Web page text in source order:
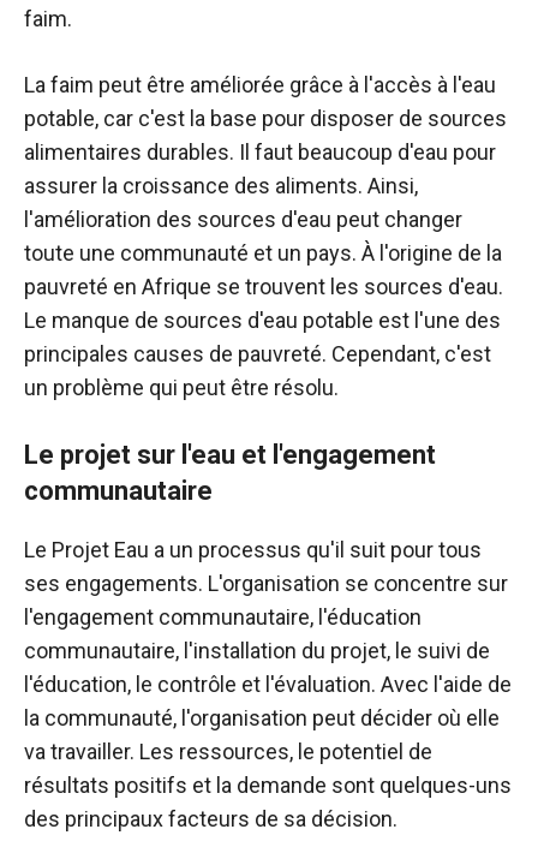
faim.
La faim peut être améliorée grâce à l'accès à l'eau
potable, car c'est la base pour disposer de sources
alimentaires durables. Il faut beaucoup d'eau pour
assurer la croissance des aliments. Ainsi,
l'amélioration des sources d'eau peut changer
toute une communauté et un pays. À l'origine de la
pauvreté en Afrique se trouvent les sources d'eau.
Le manque de sources d'eau potable est l'une des
principales causes de pauvreté. Cependant, c'est
un problème qui peut être résolu.
Le projet sur l'eau et l'engagement
communautaire
Le Projet Eau a un processus qu'il suit pour tous
ses engagements. L'organisation se concentre sur
l'engagement communautaire, l'éducation
communautaire, l'installation du projet, le suivi de
l'éducation, le contrôle et l'évaluation. Avec l'aide de
la communauté, l'organisation peut décider où elle
va travailler. Les ressources, le potentiel de
résultats positifs et la demande sont quelques-uns
des principaux facteurs de sa décision.